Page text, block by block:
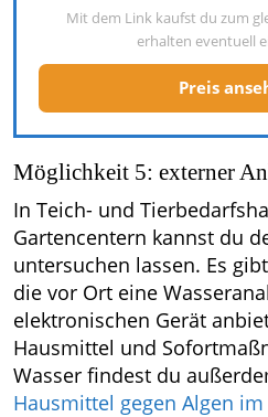
Mit dem Link kaufst du zum
erhalten eventuell
Preis
Möglichkeit 5: externer
In Teich- und
Gartencentern kannst du
untersuchen lassen. Es
die vor Ort eine
elektronischen Gerät
Hausmittel und
Wasser findest du
Hausmittel gegen Algen im